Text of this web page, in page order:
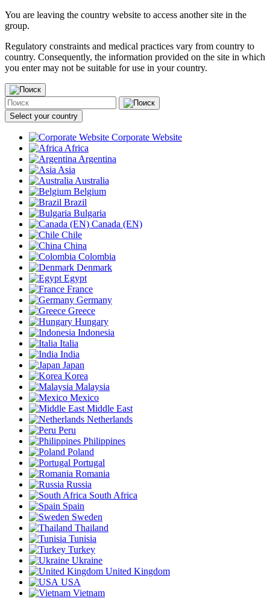
You are leaving the country website to access another site in the
group.
Regulatory constraints and medical practices vary from country to
country. Consequently, the information provided on the site in which
you enter may not be suitable for use in your country.
Select your country
Corporate Website
Africa
Argentina
Asia
Australia
Belgium
Brazil
Bulgaria
Canada (EN)
Chile
China
Colombia
Denmark
Egypt
France
Germany
Greece
Hungary
Indonesia
Italia
India
Japan
Korea
Malaysia
Mexico
Middle East
Netherlands
Peru
Philippines
Poland
Portugal
Romania
Russia
South Africa
Spain
Sweden
Thailand
Tunisia
Turkey
Ukraine
United Kingdom
USA
Vietnam